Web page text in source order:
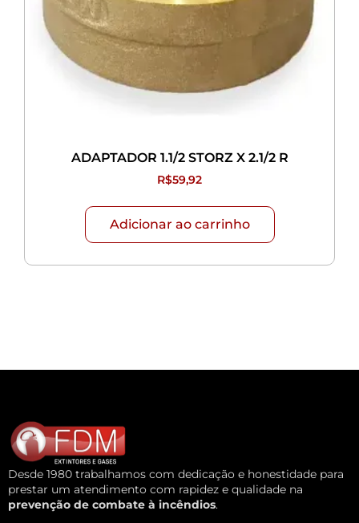
ADAPTADOR 1.1/2 STORZ X 2.1/2 R
R$59,92
Adicionar ao carrinho
Desde 1980 trabalhamos com dedicação e honestidade para
prestar um atendimento com rapidez e qualidade na
prevenção de combate à incêndios.